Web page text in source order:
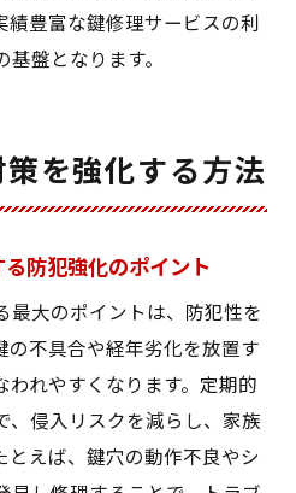
績豊富な鍵修理サービスの利
盤となります。
を強化する方法
防犯強化のポイント
最大のポイントは、防犯性を
の不具合や経年劣化を放置す
われやすくなります。定期的
、侵入リスクを減らし、家族
とえば、鍵穴の動作不良やシ